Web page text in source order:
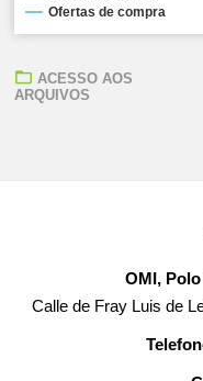
Ofertas de compra
ACESSO AOS
ARQUIVOS
OMI,
Calle de Fray Luis de